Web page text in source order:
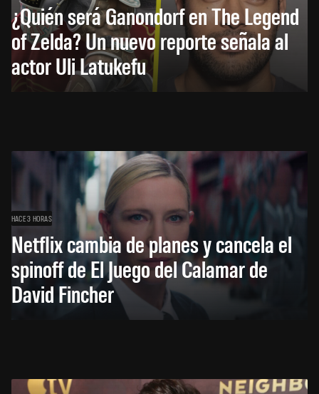
¿Quién será Ganondorf en The Legend
of Zelda? Un nuevo reporte señala al
actor Uli Latukefu
HACE 3 HORAS
Netflix cambia de planes y cancela el
spinoff de El Juego del Calamar de
David Fincher